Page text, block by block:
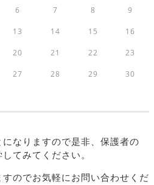
6 7 8 9
13 14 15 16
20 21 22 23
27 28 29 30
なりますので是非、保護者の
てみてください。
のでお気軽にお問い合わせくだ